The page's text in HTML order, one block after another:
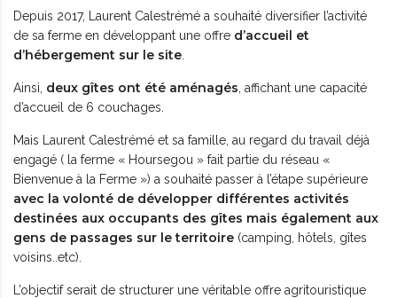
Depuis 2017, Laurent Calestrémé a souhaité diversifier l’activité
de sa ferme en développant une offre d’accueil et
d’hébergement sur le site
Ainsi, deux gîtes ont été aménagés , affichant une capacité
d’accueil de 6 couchages.
Mais Laurent Calestrémé et sa famille, au regard du travail déjà
engagé ( la ferme « Hoursegou » fait partie du réseau «
Bienvenue à la Ferme ») a souhaité passer à l’étape supérieure
avec la volonté de développer différentes activités
destinées aux occupants des gîtes mais également aux
gens de passages sur le territoire (camping, hôtels, gîtes
voisins..etc).
L’objectif serait de structurer une véritable offre agritouristique